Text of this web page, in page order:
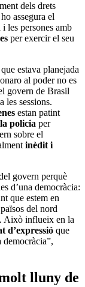
dels drets
assegura el
les persones amb
per exercir el seu
estava planejada
al poder no es
govern de Brasil
les sessions.
estan patint
policia per
sobre el
inèdit i
govern perquè
d’una democràcia:
que estem en
del nord
Això influeix en la
d’expressió que
lluny de